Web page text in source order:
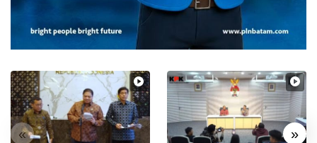
« »